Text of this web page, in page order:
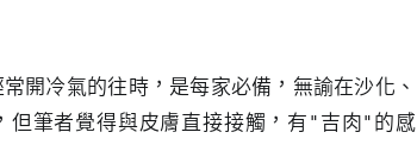
開冷氣的往時，是每家必備，無諭在沙化、
但筆者覺得與皮膚直接接觸，有"吉肉"的感